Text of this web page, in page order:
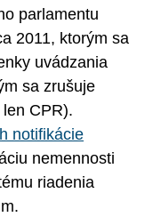
parlamentu
2011, ktorým sa
uvádzania
sa zrušuje
CPR).
notifikácie
nemennosti
riadenia